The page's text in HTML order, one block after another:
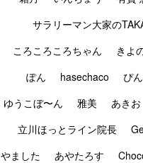
サラリーマン大家の
ころころころちゃん
きよ
ぽん
hasechaco
ぴ
ゆうこぼ〜ん
雅美 あきお
立川ほっとライン院長
やました
あやたろす